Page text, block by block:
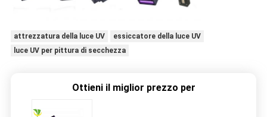
attrezzatura della luce UV
essiccatore della luce UV
luce UV per pittura di secchezza
Ottieni il miglior prezzo per